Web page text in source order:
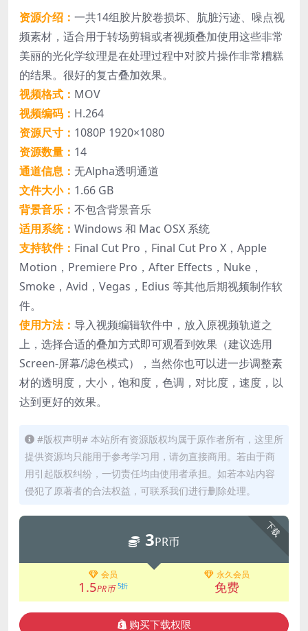
资源介绍： 一共14组胶片胶卷损坏、肮脏污迹、噪点视
频素材，适合用于转场剪辑或者视频叠加使用这些非常
美丽的光化学纹理是在处理过程中对胶片操作非常糟糕
的结果。很好的复古叠加效果。
视频格式： MOV
视频编码： H.264
资源尺寸： 1080P 1920×1080
资源数量： 14
通道信息： 无Alpha透明通道
文件大小： 1.66 GB
背景音乐： 不包含背景音乐
适用系统： Windows 和 Mac OSX 系统
支持软件： Final Cut Pro，Final Cut Pro X，Apple
Motion，Premiere Pro，After Effects，Nuke，
Smoke，Avid，Vegas，Edius 等其他后期视频制作软
件。
使用方法： 导入视频编辑软件中，放入原视频轨道之
上，选择合适的叠加方式即可观看到效果（建议选用
Screen-屏幕/滤色模式），当然你也可以进一步调整素
材的透明度，大小，饱和度，色调，对比度，速度，以
达到更好的效果。
#版权声明# 本站所有资源版权均属于原作者所有，这里所
提供资源均只能用于参考学习用，请勿直接商用。若由于商
用引起版权纠纷，一切责任均由使用者承担。如若本站内容
侵犯了原著者的合法权益，可联系我们进行删除处理。
下载
3PR币
会员
1.5PR币 5折
永久会员
免费
购买下载权限